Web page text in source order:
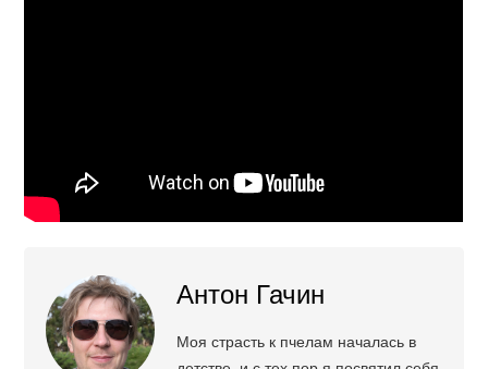
Антон Гачин
Моя страсть к пчелам началась в